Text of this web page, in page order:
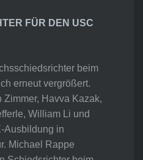
FÜR DEN USC
beim
erneut vergrößert.
Zimmer, Havva Kazak,
William Li und
Ausbildung in
Michael Rappe